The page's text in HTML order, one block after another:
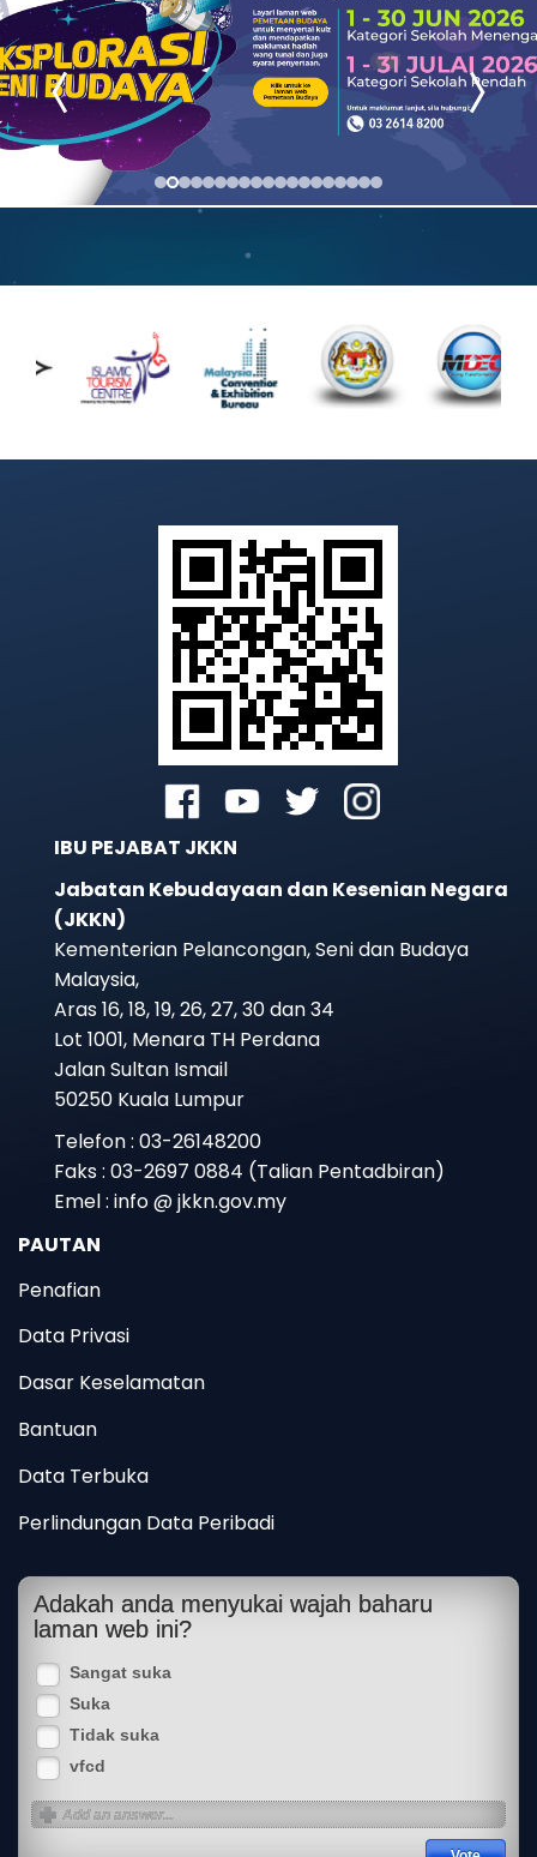
IBU PEJABAT JKKN
Jabatan Kebudayaan dan Kesenian Negara
(JKKN)
Kementerian Pelancongan, Seni dan Budaya
Malaysia,
Aras 16, 18, 19, 26, 27, 30 dan 34
Lot 1001, Menara TH Perdana
Jalan Sultan Ismail
50250 Kuala Lumpur
Telefon : 03-26148200
Faks : 03-2697 0884 (Talian Pentadbiran)
Emel : info @ jkkn.gov.my
PAUTAN
Penafian
Data Privasi
Dasar Keselamatan
Bantuan
Data Terbuka
Perlindungan Data Peribadi
Adakah anda menyukai wajah baharu
laman web ini?
Sangat suka
Suka
Tidak suka
vfcd